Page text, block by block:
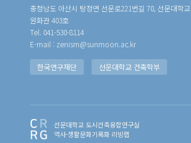
충청남도 아산시 탕정면 선문로221번길 70, 선문대학교
원화관 403호
Tel. 041-530-8114
E-mail : zenism@sunmoon.ac.kr
한국연구재단 선문대학교 건축학부
선문대학교 도시건축융합연구실
역사·생활문화기록화 리빙랩